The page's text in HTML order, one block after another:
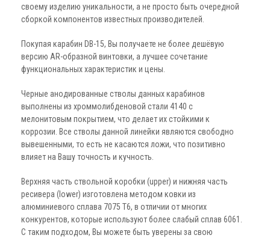
своему изделию уникальности, а не просто быть очередной
сборкой компонентов известных производителей.
Покупая карабин DB-15, Вы получаете не более дешёвую
версию AR-образной винтовки, а лучшее сочетание
функциональных характеристик и цены.
Черные анодированные стволы данных карабинов
выполнены из хроммолибденовой стали 4140 с
мелонитовым покрытием, что делает их стойкими к
коррозии. Все стволы данной линейки являются свободно
вывешенными, то есть не касаются ложи, что позитивно
влияет на Вашу точность и кучность.
Верхняя часть ствольной коробки (upper) и нижняя часть
ресивера (lower) изготовлена методом ковки из
алюминиевого сплава 7075 Т6, в отличии от многих
конкурентов, которые используют более слабый сплав 6061.
С таким подходом, Вы можете быть уверены за свою